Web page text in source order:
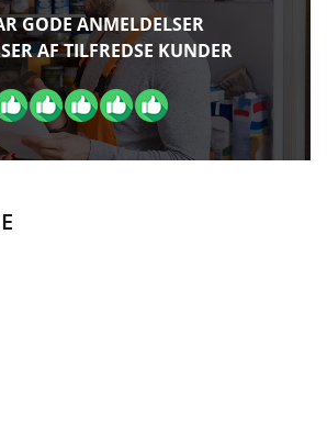
GODE ANMELDELSER
AF TILFREDSE KUNDER